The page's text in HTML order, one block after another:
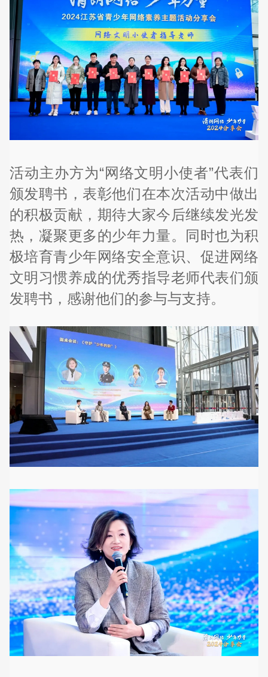
活动主办方为“网络文明小使者”代表们
颁发聘书，表彰他们在本次活动中做出
的积极贡献，期待大家今后继续发光发
热，凝聚更多的少年力量。同时也为积
极培育青少年网络安全意识、促进网络
文明习惯养成的优秀指导老师代表们颁
发聘书，感谢他们的参与与支持。